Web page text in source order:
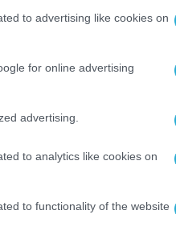
to advertising like cookies on
for online advertising
advertising.
to analytics like cookies on
to functionality of the website
Κέντρο»
στη
έως τις 23 Μαΐου
Κωνσταντίνου Αν.